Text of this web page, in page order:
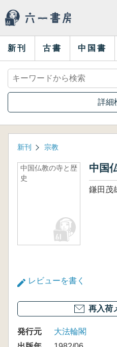
新刊 古書 中国書
詳細
新刊 宗教
中国仏教の寺と歴
史
中国
鎌田
レビューを書く
再入荷
発行元
大法輪閣